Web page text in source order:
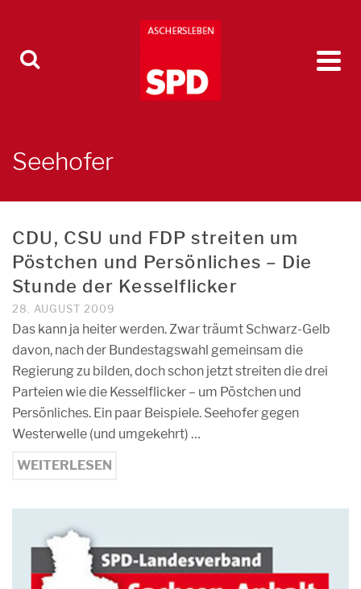
Seehofer
CDU, CSU und FDP streiten um
Pöstchen und Persönliches – Die
Stunde der Kesselflicker
28. AUGUST 2009
Das kann ja heiter werden. Zwar träumt Schwarz-Gelb
davon, nach der Bundestagswahl gemeinsam die
Regierung zu bilden, doch schon jetzt streiten die drei
Parteien wie die Kesselflicker – um Pöstchen und
Persönliches. Ein paar Beispiele. Seehofer gegen
Westerwelle (und umgekehrt) …
WEITERLESEN